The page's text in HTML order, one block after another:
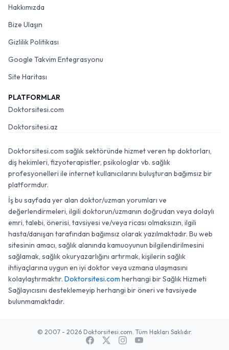
Hakkımızda
Bize Ulaşın
Gizlilik Politikası
Google Takvim Entegrasyonu
Site Haritası
PLATFORMLAR
Doktorsitesi.com
Doktorsitesi.az
Doktorsitesi.com sağlık sektöründe hizmet veren tıp doktorları,
diş hekimleri, fizyoterapistler, psikologlar vb. sağlık
profesyonelleri ile internet kullanıcılarını buluşturan bağımsız bir
platformdur.
İş bu sayfada yer alan doktor/uzman yorumları ve
değerlendirmeleri, ilgili doktorun/uzmanın doğrudan veya dolaylı
emri, talebi, önerisi, tavsiyesi ve/veya ricası olmaksızın, ilgili
hasta/danışan tarafından bağımsız olarak yazılmaktadır. Bu web
sitesinin amacı, sağlık alanında kamuoyunun bilgilendirilmesini
sağlamak, sağlık okuryazarlığını artırmak, kişilerin sağlık
ihtiyaçlarına uygun en iyi doktor veya uzmana ulaşmasını
kolaylaştırmaktır. Doktorsitesi.com herhangi bir Sağlık Hizmeti
Sağlayıcısını desteklemeyip herhangi bir öneri ve tavsiyede
bulunmamaktadır.
© 2007 - 2026 Doktorsitesi.com. Tüm Hakları Saklıdır.